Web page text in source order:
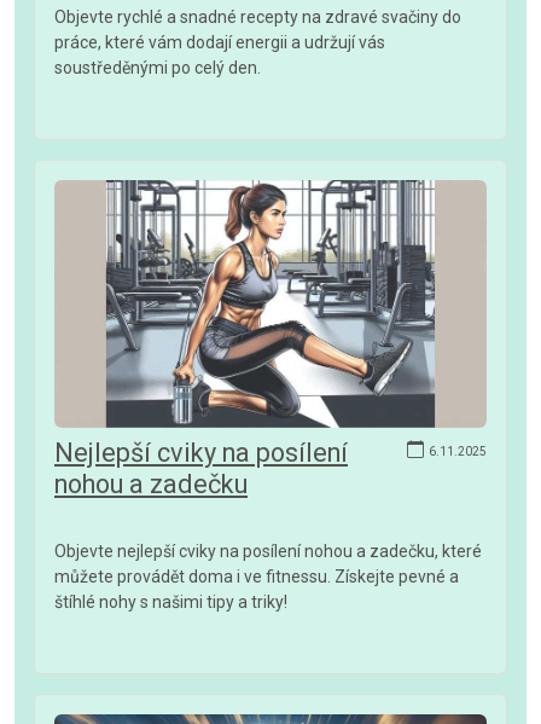
Objevte rychlé a snadné recepty na zdravé svačiny do
práce, které vám dodají energii a udržují vás
soustředěnými po celý den.
6.11.2025
Nejlepší cviky na posílení
nohou a zadečku
Objevte nejlepší cviky na posílení nohou a zadečku, které
můžete provádět doma i ve fitnessu. Získejte pevné a
štíhlé nohy s našimi tipy a triky!